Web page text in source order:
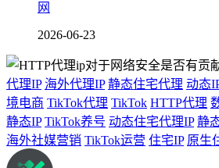
网
2026-06-23
代理IP 海外代理IP 静态住宅代理 动态
境电商 TikTok代理 TikTok HTTP代理
静态IP TikTok养号 动态住宅代理IP 静
海外社媒营销 TikTok运营 住宅IP 原生